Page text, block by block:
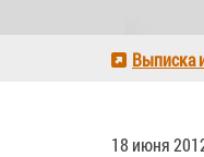
Выписка
18 июня